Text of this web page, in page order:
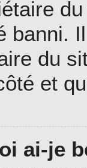
banni.
du
et
ai-je